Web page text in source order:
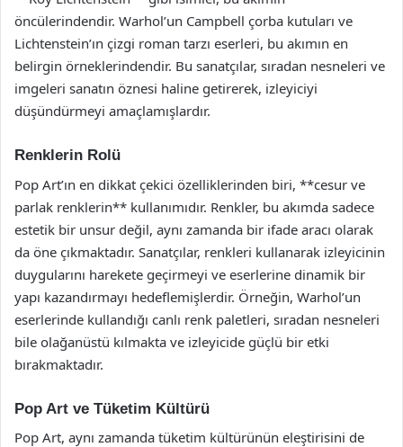
öncülerindendir. Warhol’un Campbell çorba kutuları ve
Lichtenstein’ın çizgi roman tarzı eserleri, bu akımın en
belirgin örneklerindendir. Bu sanatçılar, sıradan nesneleri ve
imgeleri sanatın öznesi haline getirerek, izleyiciyi
düşündürmeyi amaçlamışlardır.
Renklerin Rolü
Pop Art’ın en dikkat çekici özelliklerinden biri, **cesur ve
parlak renklerin** kullanımıdır. Renkler, bu akımda sadece
estetik bir unsur değil, aynı zamanda bir ifade aracı olarak
da öne çıkmaktadır. Sanatçılar, renkleri kullanarak izleyicinin
duygularını harekete geçirmeyi ve eserlerine dinamik bir
yapı kazandırmayı hedeflemişlerdir. Örneğin, Warhol’un
eserlerinde kullandığı canlı renk paletleri, sıradan nesneleri
bile olağanüstü kılmakta ve izleyicide güçlü bir etki
bırakmaktadır.
Pop Art ve Tüketim Kültürü
Pop Art, aynı zamanda tüketim kültürünün eleştirisini de